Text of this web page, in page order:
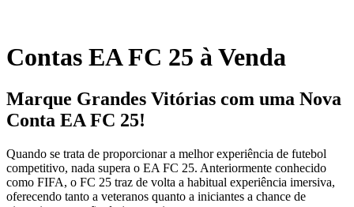
Contas EA FC 25 à Venda
Marque Grandes Vitórias com uma Nova
Conta EA FC 25!
Quando se trata de proporcionar a melhor experiência de futebol
competitivo, nada supera o EA FC 25. Anteriormente conhecido
como FIFA, o FC 25 traz de volta a habitual experiência imersiva,
oferecendo tanto a veteranos quanto a iniciantes a chance de